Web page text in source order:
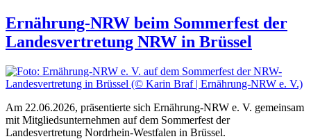
Ernährung-NRW beim Sommerfest der
Landesvertretung NRW in Brüssel
Am 22.06.2026, präsentierte sich Ernährung-NRW e. V. gemeinsam
mit Mitgliedsunternehmen auf dem Sommerfest der
Landesvertretung Nordrhein-Westfalen in Brüssel.